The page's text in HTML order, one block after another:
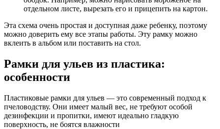
отдельном листе, вырезать его и прицепить на картон.
Эта схема очень простая и доступная даже ребенку, поэтому
можно доверить ему все этапы работы. Эту рамку можно
вклеить в альбом или поставить на стол.
Рамки для ульев из пластика:
особенности
Пластиковые рамки для ульев — это современный подход к
пчеловодству. Они имеет малый вес, не требуют особой
дезинфекции и пропитки, имеют идеально гладкую
поверхность, не боятся влажности